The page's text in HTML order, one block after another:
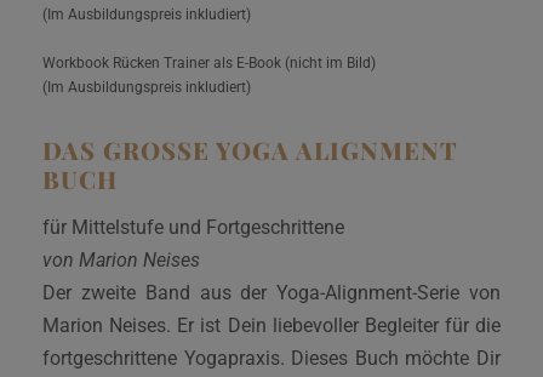
(Im Ausbildungspreis inkludiert)
Workbook Rücken Trainer als E-Book (nicht im Bild)
(Im Ausbildungspreis inkludiert)
DAS GROSSE YOGA ALIGNMENT B
UCH
für Mittelstufe und Fortgeschrittene
von Marion Neises
Der zweite Band aus der Yoga-Alignment-Serie von
Marion Neises. Er ist Dein liebevoller Begleiter für die
fortgeschrittene Yogapraxis. Dieses Buch möchte Dir